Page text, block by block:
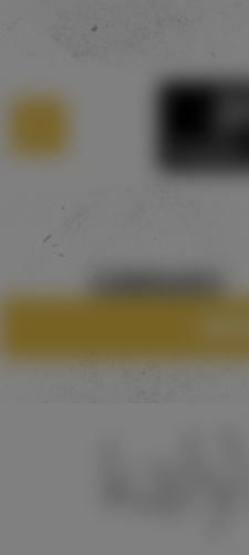
САМОВЫВОЗ